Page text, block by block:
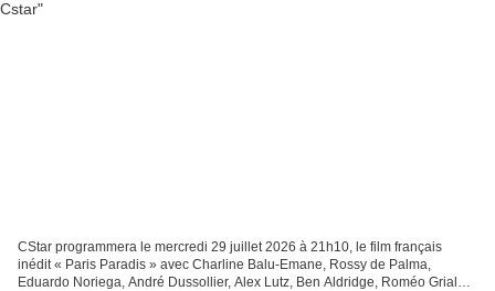
CStar programmera le mercredi 29 juillet 2026 à 21h10, le film français
inédit « Paris Paradis » avec Charline Balu-Emane, Rossy de Palma,
Eduardo Noriega, André Dussollier, Alex Lutz, Ben Aldridge, Roméo Grialou,